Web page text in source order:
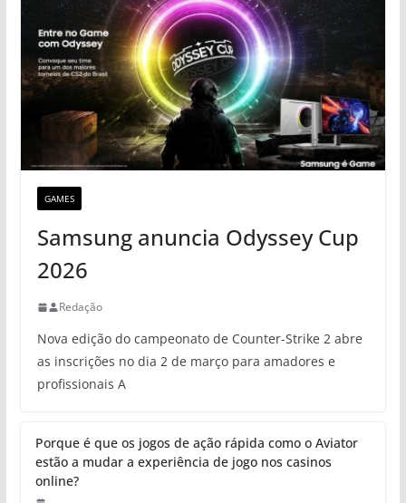
GAMES
Samsung anuncia Odyssey Cup
2026
Redação
Nova edição do campeonato de Counter-Strike 2 abre
as inscrições no dia 2 de março para amadores e
profissionais A
Porque é que os jogos de ação rápida como o Aviator
estão a mudar a experiência de jogo nos casinos
online?